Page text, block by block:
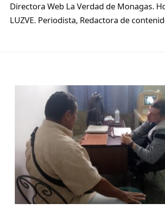
Directora Web La Verdad de Monagas.
LUZVE. Periodista, Redactora de